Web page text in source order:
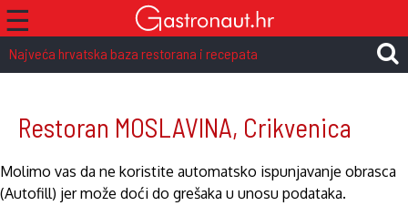
☰
Najveća hrvatska baza restorana i recepata
Restoran MOSLAVINA, Crikvenica
Molimo vas da ne koristite automatsko ispunjavanje obrasca
(Autofill) jer može doći do grešaka u unosu podataka.